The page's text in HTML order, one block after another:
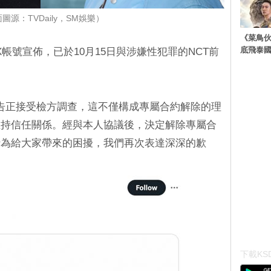
源：TVDaily，SM娛樂）
號宣佈，已於10月15日與涉嫌性犯罪的NCT前
接受檢方調查，這不僅構成專屬合約解除的理
信任關係。經與本人協議後，決定解除專屬合
給大家帶來的困擾，我們再次表達深深的歉
《菜鳥
底飛泰
下載